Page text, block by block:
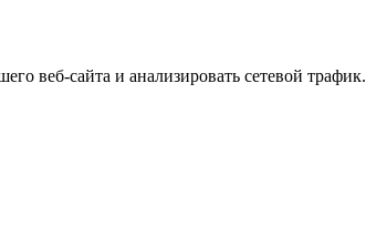
веб-сайта и анализировать сетевой трафик.